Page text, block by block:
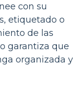
con su
etiquetado o
de las
garantiza que
organizada y